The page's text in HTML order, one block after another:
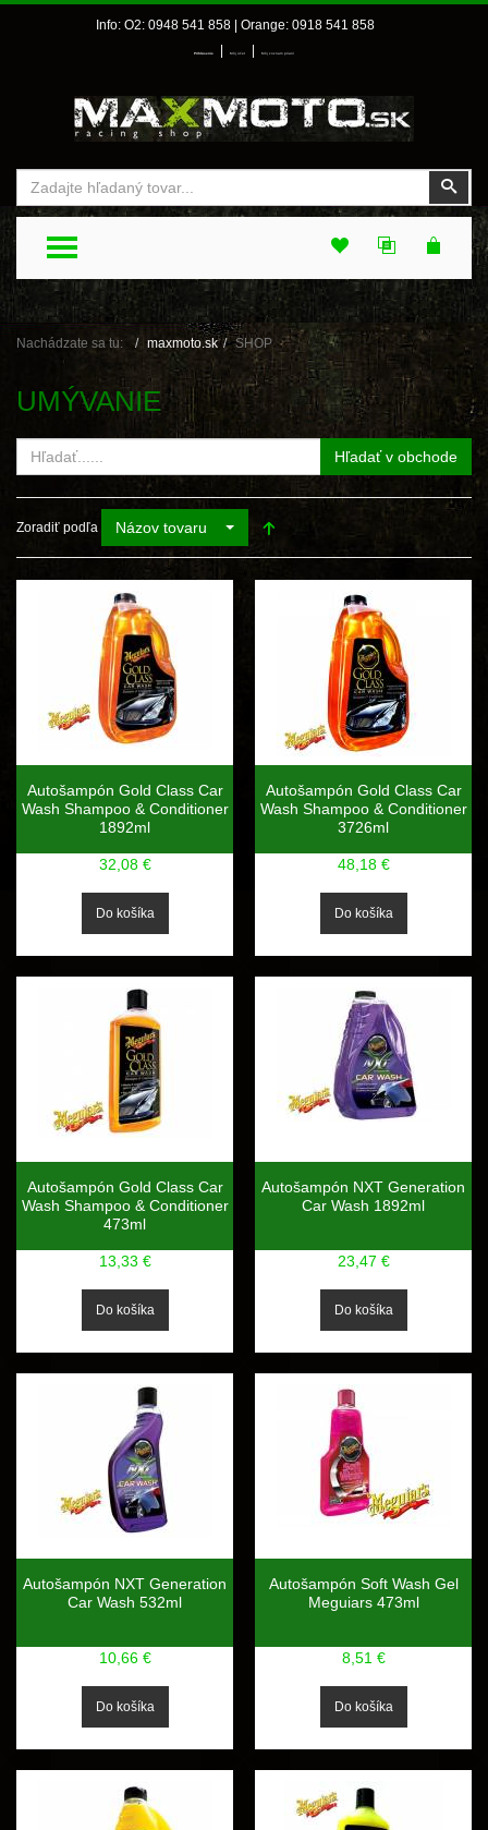
Info: O2: 0948 541 858 | Orange: 0918 541 858
Prihlásenie Môj účet Môj zoznam prianí
TOGGLE MENU
Nachádzate sa tu: maxmoto.sk SHOP
UMÝVANIE
Hľadať v obchode
Zoradiť podľa Názov tovaru
Autošampón Gold Class Car
Wash Shampoo & Conditioner
1892ml
32,08 €
Autošampón Gold Class Car
Wash Shampoo & Conditioner
3726ml
48,18 €
Autošampón Gold Class Car
Wash Shampoo & Conditioner
473ml
13,33 €
Autošampón NXT Generation
Car Wash 1892ml
23,47 €
Autošampón NXT Generation
Car Wash 532ml
10,66 €
Autošampón Soft Wash Gel
Meguiars 473ml
8,51 €